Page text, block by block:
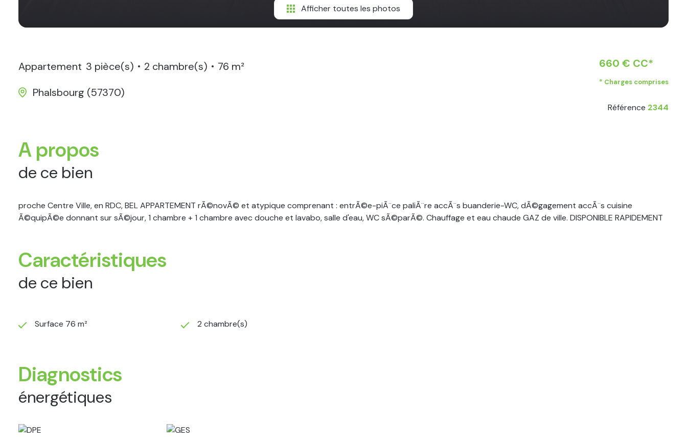
Afficher toutes les photos
Appartement 3 pièce(s) 2 chambre(s)
76 m²
Phalsbourg (57370)
660 € CC*
* Charges comprises
Référence 2344
A propos
de ce bien
proche Centre Ville, en RDC, BEL APPARTEMENT rÃ©novÃ© et atypique comprenant : entrÃ©e-piÃ¨ce paliÃ¨re accÃ¨s buanderie-WC, dÃ©gagement accÃ¨s cuisine
Ã©quipÃ©e donnant sur sÃ©jour, 1 chambre + 1 chambre avec douche et lavabo, salle d'eau, WC sÃ©parÃ©. Chauffage et eau chaude GAZ de ville. DISPONIBLE RAPIDEMENT
Caractéristiques
de ce bien
Surface 76 m² 2 chambre(s)
Diagnostics
énergétiques